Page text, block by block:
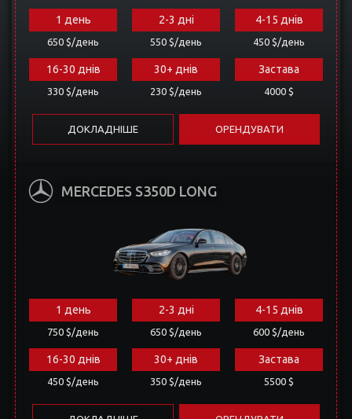
1 день
650 $/день
2-3 дні
550 $/день
4-15 днів
450 $/день
16-30 днів
330 $/день
30+ днів
230 $/день
Застава
4000 $
MERCEDES S350D LONG
1 день
750 $/день
2-3 дні
650 $/день
4-15 днів
600 $/день
16-30 днів
450 $/день
30+ днів
350 $/день
Застава
5500 $
ДОКЛАДНІШЕ ОРЕНДУВАТИ